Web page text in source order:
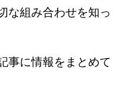
な組み合わせを知っ
事に情報をまとめて